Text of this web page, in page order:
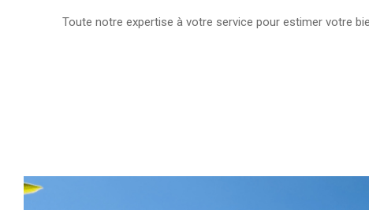
Toute notre expertise à votre service pour estimer votre